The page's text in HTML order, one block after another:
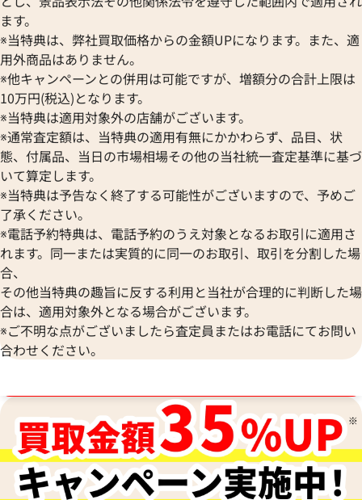
ドルチェ&ガッバーナ ショルダーバッグ
ハラコ
参考買取価格
21,000円
2026年2月3日時点
バッグ スエード
参考買取価格
21,000 円
ッグ レザー
参考買取価格
19,000円
2026年7月13日時点
グ ハラコ エナメル
参考買取価格
15,000
2026年7月17日時
ます。
※当特典は、弊社買取価格からの金額UPになります。また、適
用外商品はありません。
※他キャンペーンとの併用は可能ですが、増額分の合計上限は
10万円(税込)となります。
※当特典は適用対象外の店舗がございます。
※通常査定額は、当特典の適用有無にかかわらず、品目、状
態、付属品、当日の市場相場その他の当社統一査定基準に基づ
いて算定します。
※当特典は予告なく終了する可能性がございますので、予めご
了承ください。
※電話予約特典は、電話予約のうえ対象となるお取引に適用さ
れます。同一または実質的に同一のお取引、取引を分割した場
合、
その他当特典の趣旨に反する利用と当社が合理的に判断した場
合は、適用対象外となる場合がございます。
※ご不明な点がございましたら査定員またはお電話にてお問い
合わせください。